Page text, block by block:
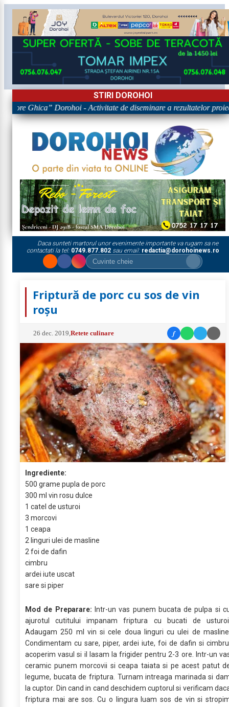
STIRI DOROHOI
Ghica” Dorohoi - Activitate de diseminare a rezultatelor
Daca sunteti martorul unor evenimente importante va rugam sa ne
contactati la tel: 0749.877.802sau email: redactia@dorohoinews.ro
Friptură de porc cu sos de vin
roșu
26 dec. 2019 ,Retete culinare f
Ingrediente:
500 grame pupla de porc
300 ml vin rosu dulce
1 catel de usturoi
3 morcovi
1 ceapa
2 linguri ulei de masline
2 foi de dafin
cimbru
ardei iute uscat
sare si piper
Mod de Preparare: Intr-un vas punem bucata de pulpa si
ajurotul cutitului impanam friptura cu bucati de
Adaugam 250 ml vin si cele doua linguri cu ulei de
Condimentam cu sare, piper, ardei iute, foi de dafin si
acoperim vasul si il lasam la frigider pentru 2-3 ore. Intr-un
ceramic punem morcovii si ceapa taiata si pe acest patut
legume, bucata de friptura. Turnam intreaga marinada si
la cuptor. Din cand in cand deschidem cuptorul si verificam
friptura mai are sos. Cu o lingura luam sos de vin si